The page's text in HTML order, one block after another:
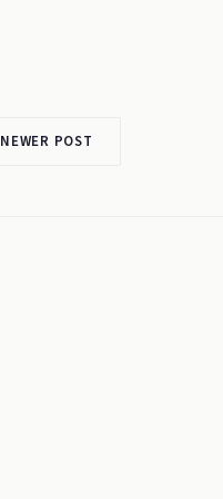
NEWER POST